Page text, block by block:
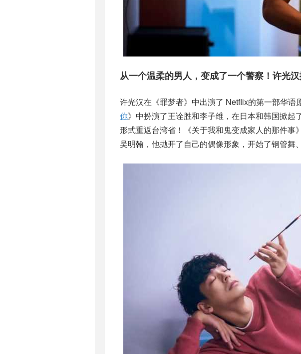
从一个温柔的男人，变成了一个警察！许光
许光汉在《罪梦者》中出演了 Netflix的第一部华
你》中扮演了王诠胜和李子维，在日本和韩国掀
形式重返台湾省！《关于我和鬼变成家人的那件
吴明翰，他抛开了自己的偶像形象，开始了钢管舞